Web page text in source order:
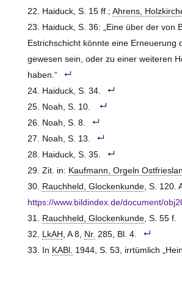
Haiduck, S. 15 ff.; Ahrens,
Haiduck, S. 36: „Eine über der von
Estrichschicht könnte eine Erneuerung
gewesen sein, oder zu einer weiteren
haben.“
Haiduck, S. 34.
Noah, S. 10.
Noah, S. 8.
Noah, S. 13.
Haiduck, S. 35.
Zit. in: Kaufmann, Orgeln
Rauchheld, Glockenkunde, S. 120.
https://www.bildindex.de/document/
Rauchheld, Glockenkunde, S. 55 f.
LkAH , A 8, Nr. 285, Bl. 4.
In KABl. 1944, S. 53, irrtümlich